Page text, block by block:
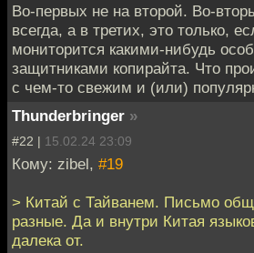
Во-первых не на второй. Во-
всегда, а в третих, это только,
мониторится какими-нибудь
защитниками копирайта. Что
с чем-то свежим и (или)
Thunderbringer »
#22 | 15.02.24 23:09
Кому: zibel, #19
> Китай с Тайванем. Письмо
разные. Да и внутри Китая
далека от.